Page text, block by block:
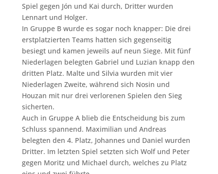
Spiel gegen Jón und Kai durch, Dritter wurden
Lennart und Holger.
In Gruppe B wurde es sogar noch knapper: Die drei
erstplatzierten Teams hatten sich gegenseitig
besiegt und kamen jeweils auf neun Siege. Mit fünf
Niederlagen belegten Gabriel und Luzian knapp den
dritten Platz. Malte und Silvia wurden mit vier
Niederlagen Zweite, während sich Nosin und
Houzan mit nur drei verlorenen Spielen den Sieg
sicherten.
Auch in Gruppe A blieb die Entscheidung bis zum
Schluss spannend. Maximilian und Andreas
belegten den 4. Platz, Johannes und Daniel wurden
Dritter. Im letzten Spiel setzten sich Wolf und Peter
gegen Moritz und Michael durch, welches zu Platz